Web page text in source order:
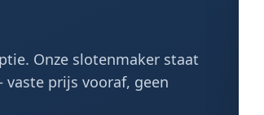
Onze slotenmaker staat
prijs vooraf, geen